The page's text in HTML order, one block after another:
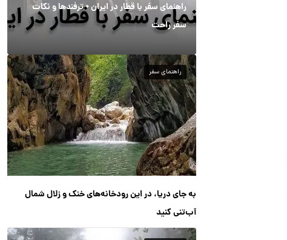
راهنمای سفر با قطار در ایران + ترفندها و نکات
سفر راحت
راهنمای سفر
به جای دریا، در این رودخانه‌های خنک و زلال شمال
آب‌تنی کنید